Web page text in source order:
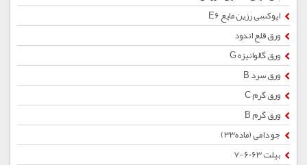
اپوکسی رزین مایع E6
ورق قلع اندود
ورق گالوانیزه G
ورق سرد B
ورق گرم C
ورق گرم B
جو دامی (ماده33)
بیلت 6063-7